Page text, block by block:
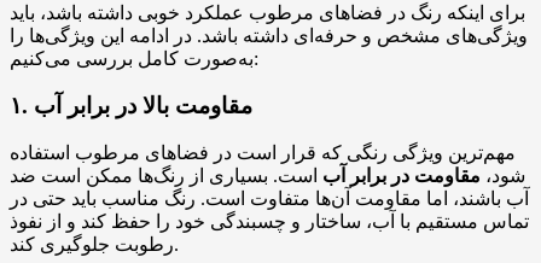
برای اینکه رنگ در فضاهای مرطوب عملکرد خوبی داشته باشد، باید
ویژگی‌های مشخص و حرفه‌ای داشته باشد. در ادامه این ویژگی‌ها را
به‌صورت کامل بررسی می‌کنیم:
۱. مقاومت بالا در برابر آب
مهم‌ترین ویژگی رنگی که قرار است در فضاهای مرطوب استفاده
شود، مقاومت در برابر آب است. بسیاری از رنگ‌ها ممکن است ضد
آب باشند، اما مقاومت آن‌ها متفاوت است. رنگ مناسب باید حتی در
تماس مستقیم با آب، ساختار و چسبندگی خود را حفظ کند و از نفوذ
رطوبت جلوگیری کند.